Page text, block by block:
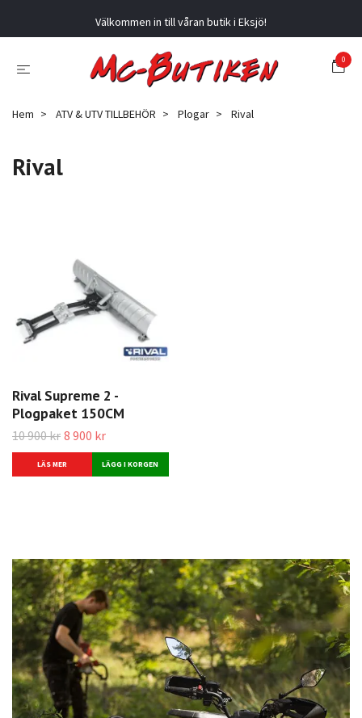
Välkommen in till våran butik i Eksjö!
0
Hem ATV & UTV TILLBEHÖR Plogar Rival
Rival
Rival Supreme 2 -
Plogpaket 150CM
10 900 kr 8 900 kr
LÄS MER